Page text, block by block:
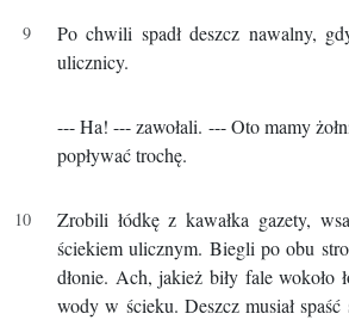
Po chwili spadł deszcz nawalny,
ulicznicy.
--- Ha! --- zawołali. --- Oto mamy
popływać trochę.
Zrobili łódkę z kawałka gazety,
ściekiem ulicznym. Biegli po obu
dłonie. Ach, jakież biły fale wokoło
wody w ścieku. Deszcz musiał